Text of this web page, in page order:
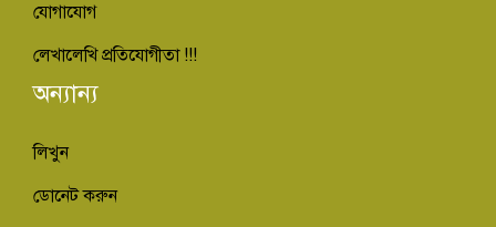
যোগাযোগ
লেখালেখি প্রতিযোগীতা !!!
অন্যান্য
লিখুন
ডোনেট করুন